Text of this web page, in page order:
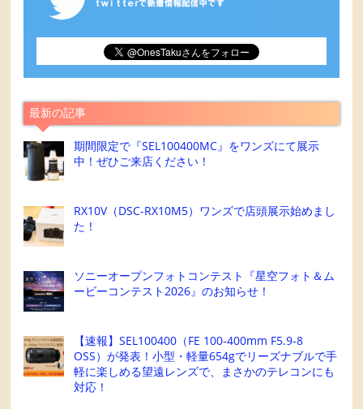
最新の記事
期間限定で『SEL100400MC』をワンズにて展示
中！ぜひご来店ください！
RX10V（DSC-RX10M5）ワンズで店頭展示始めまし
た！
ソニーオープンフォトコンテスト『星空フォト＆ム
ービーコンテスト2026』のお知らせ！
【速報】SEL100400（FE 100-400mm F5.9-8
OSS）が発表！小型・軽量654gでリーズナブルで手
軽に楽しめる望遠レンズで、まさかのテレコンにも
対応！